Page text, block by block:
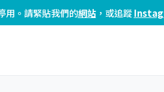
用。請緊貼我們的網站，或追蹤